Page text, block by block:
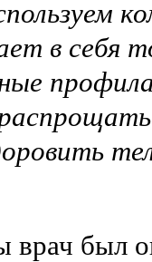
в себя
врач был